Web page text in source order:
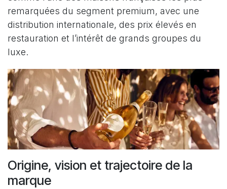
remarquées du segment premium, avec une
distribution internationale, des prix élevés en
restauration et l’intérêt de grands groupes du
luxe.
Origine, vision et trajectoire de la
marque